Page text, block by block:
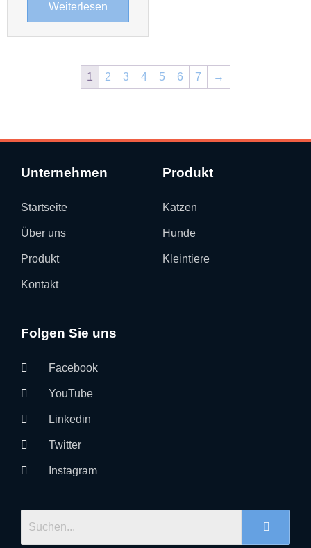
Weiterlesen
1 2 3 4 5 6 7 →
Unternehmen
Startseite
Über uns
Produkt
Kontakt
Produkt
Katzen
Hunde
Kleintiere
Folgen Sie uns​
Facebook
YouTube
Linkedin
Twitter
Instagram